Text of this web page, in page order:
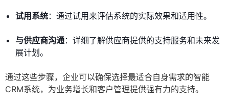
试用系统：通过试用来评估系统的实际效果和适用性。
与供应商沟通：详细了解供应商提供的支持服务和未来发
展计划。
通过这些步骤，企业可以确保选择最适合自身需求的智能
CRM系统，为业务增长和客户管理提供强有力的支持。